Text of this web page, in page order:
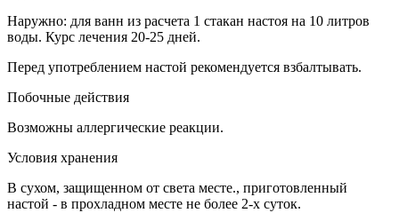
Наружно: для ванн из расчета 1 стакан настоя на 10 литров
воды. Курс лечения 20-25 дней.
Перед употреблением настой рекомендуется взбалтывать.
Побочные действия
Возможны аллергические реакции.
Условия хранения
В сухом, защищенном от света месте., приготовленный
настой - в прохладном месте не более 2-х суток.